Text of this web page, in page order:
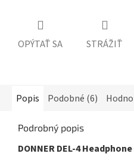
OPÝTAŤ SA STRÁŽIŤ
Popis Podobné (6)
Podrobný popis
DONNER DEL-4